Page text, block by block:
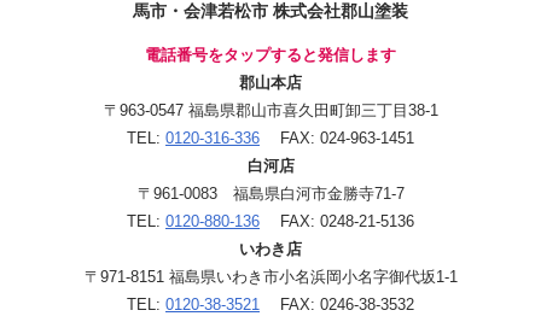
馬市・会津若松市 株式会社郡山塗装
電話番号をタップすると発信します
郡山本店
〒963-0547 福島県郡山市喜久田町卸三丁目38-1
TEL: 0120-316-336 FAX: 024-963-1451
白河店
〒961-0083 福島県白河市金勝寺71-7
TEL: 0120-880-136 FAX: 0248-21-5136
いわき店
〒971-8151 福島県いわき市小名浜岡小名字御代坂1-1
TEL: 0120-38-3521 FAX: 0246-38-3532